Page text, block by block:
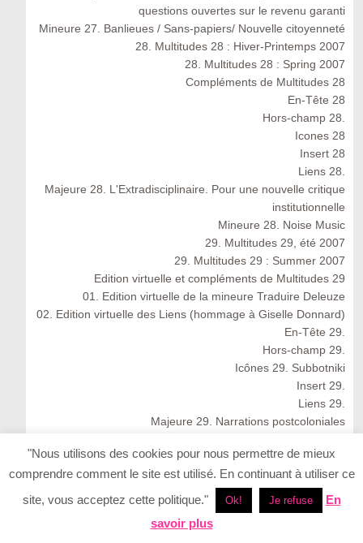
questions ouvertes sur le revenu garanti
Mineure 27. Banlieues / Sans-papiers/ Nouvelle citoyenneté
28. Multitudes 28 : Hiver-Printemps 2007
28. Multitudes 28 : Spring 2007
Compléments de Multitudes 28
En-Tête 28
Hors-champ 28.
Icones 28
Insert 28
Liens 28.
Majeure 28. L'Extradisciplinaire. Pour une nouvelle critique
institutionnelle
Mineure 28. Noise Music
29. Multitudes 29, été 2007
29. Multitudes 29 : Summer 2007
Edition virtuelle et compléments de Multitudes 29
01. Edition virtuelle de la mineure Traduire Deleuze
02. Edition virtuelle des Liens (hommage à Giselle Donnard)
En-Tête 29.
Hors-champ 29.
Icônes 29. Subbotniki
Insert 29.
Liens 29.
Majeure 29. Narrations postcoloniales
30. Multitudes 30, automne 2007
30. Multitudes 30 : Autumn 2007
En-tête 30
Icônes 30
"Nous utilisons des cookies pour nous permettre de mieux
comprendre comment le site est utilisé. En continuant à utiliser ce
site, vous acceptez cette politique."
Ok! Je refuse
En
savoir plus